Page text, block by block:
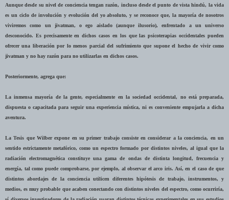
Aunque desde su nivel de conciencia tengan razón, incluso desde el punto de vista hindú, la vida
es un ciclo de involución y evolución del yo absoluto, y se reconoce que, la mayoría de nosotros
viviremos como un jivatman, o ego aislado (aunque ilusorio), enfrentado a un universo
desconocido. Es precisamente en dichos casos en los que las psicoterapias occidentales pueden
ofrecer una liberación por lo menos parcial del sufrimiento que supone el hecho de vivir como
jivatman y no hay razón para no utilizarlas en dichos casos.
Posteriormente, agrega que:
La inmensa mayoría de la gente, especialmente en la sociedad occidental, no está preparada,
dispuesta o capacitada para seguir una experiencia mística, ni es conveniente empujarla a dicha
aventura.
La Tesis que Wilber expone en su primer trabajo consiste en considerar a la conciencia, en un
sentido estrictamente metafórico, como un espectro formado por distintos niveles, al igual que la
radiación electromagnética constituye una gama de ondas de distinta longitud, frecuencia y
energía, tal como puede comprobarse, por ejemplo, al observar el arco iris. Así, en el caso de que
distintos abordajes de la conciencia utilicen diferentes hipótesis de trabajo, instrumentos, y
medios, es muy probable que acaben conectando con distintos niveles del espectro, como ocurriría,